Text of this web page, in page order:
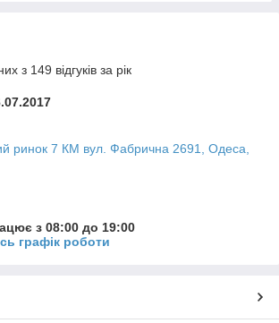
з 149 відгуків за рік
ринок 7 КМ вул. Фабрична 2691, Одеса,
з 08:00 до 19:00
графік роботи